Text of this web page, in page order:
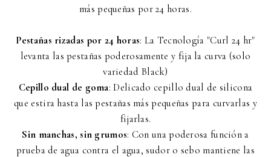
más pequeñas por 24 horas.
Pestañas rizadas por 24 horas: La Tecnología "Curl 24 hr"
levanta las pestañas poderosamente y fija la curva (solo
variedad Black)
Cepillo dual de goma: Delicado cepillo dual de silicona
que estira hasta las pestañas más pequeñas para curvarlas y
fijarlas.
Sin manchas, sin grumos: Con una poderosa función a
prueba de agua contra el agua, sudor o sebo mantiene las